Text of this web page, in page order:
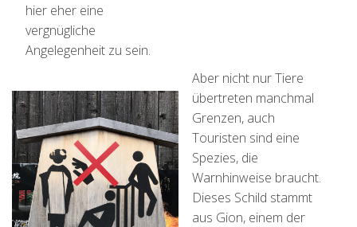
hier eher eine
vergnügliche
Angelegenheit zu sein.
Aber nicht nur Tiere
übertreten manchmal
Grenzen, auch
Touristen sind eine
Spezies, die
Warnhinweise braucht.
Dieses Schild stammt
aus Gion, einem der